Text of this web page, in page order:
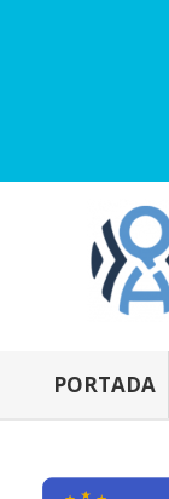
PORTADA